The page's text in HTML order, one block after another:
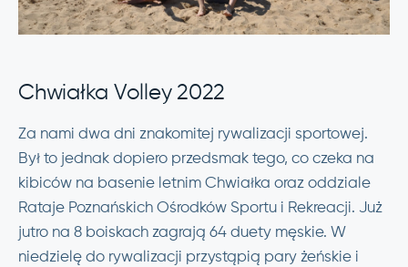
Chwiałka Volley 2022
Za nami dwa dni znakomitej rywalizacji sportowej.
Był to jednak dopiero przedsmak tego, co czeka na
kibiców na basenie letnim Chwiałka oraz oddziale
Rataje Poznańskich Ośrodków Sportu i Rekreacji. Już
jutro na 8 boiskach zagrają 64 duety męskie. W
niedzielę do rywalizacji przystąpią pary żeńskie i